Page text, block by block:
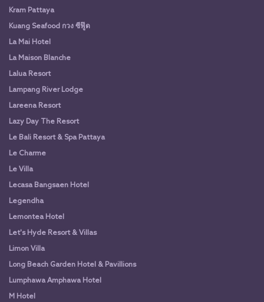
Kram Pattaya
Kuang Seafood กวง ซีฟู๊ด
La Mai Hotel
La Maison Blanche
Lalua Resort
Lampang River Lodge
Lareena Resort
Lazy Day The Resort
Le Bali Resort & Spa Pattaya
Le Charme
Le Villa
Lecasa Bangsaen Hotel
Legendha
Lemontea Hotel
Let's Hyde Resort & Villas
Limon Villa
Long Beach Garden Hotel & Pavillions
Lumphawa Amphawa Hotel
M Hotel